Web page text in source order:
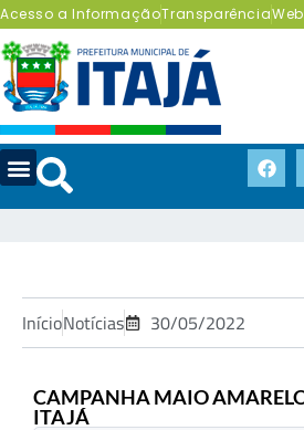
Acesso a InformaçãoTransparência
InícioNotícias 30/05/2022
CAMPANHA MAIO
ITAJÁ